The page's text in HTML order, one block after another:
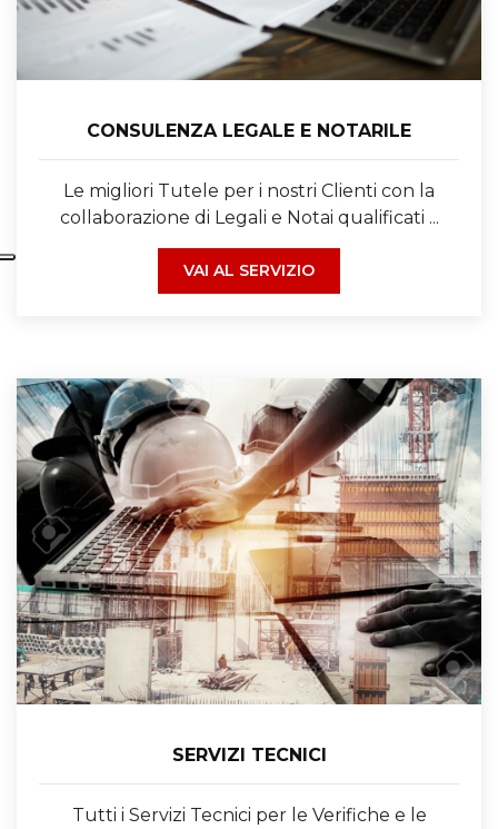
CONSULENZA LEGALE E NOTARILE
Le migliori Tutele per i nostri Clienti con la
collaborazione di Legali e Notai qualificati ...
VAI AL SERVIZIO
SERVIZI TECNICI
Tutti i Servizi Tecnici per le Verifiche e le